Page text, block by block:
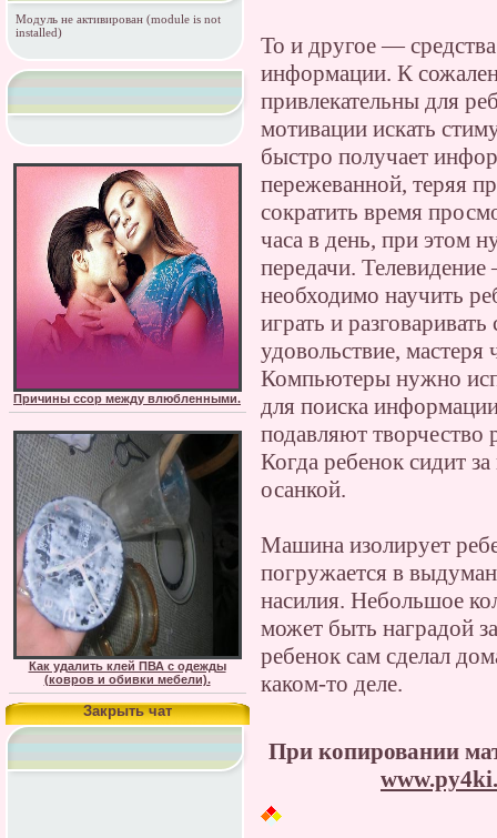
То и другое —
информации. К
привлекательны для
мотивации искать
быстро получает
пережеванной, теряя
сократить время
часа в день, при этом
передачи. Телевидение
необходимо научить
играть и
удовольствие, мастеря
Компьютеры нужно
для поиска
подавляют творчество
Когда ребенок сидит
осанкой.
Машина изолирует
погружается в
насилия. Небольшое
может быть наградой
ребенок сам сделал
каком-то деле.
При копировании
Модуль не активирован (module is not
installed)
Причины ссор между влюбленными.
Как удалить клей ПВА с одежды
(ковров и обивки мебели).
Закрыть чат